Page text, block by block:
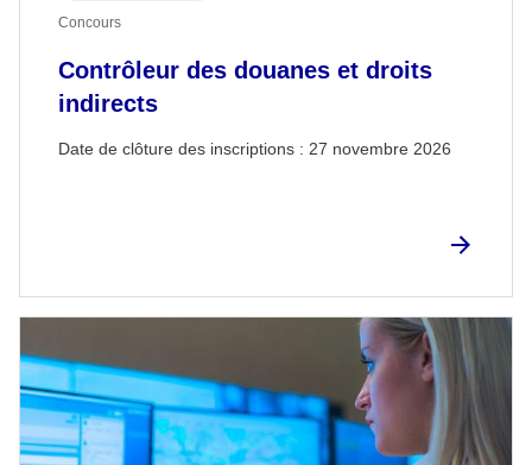
Contrôleur des douanes et droits
indirects
Date de clôture des inscriptions : 27 novembre 2026
Concours